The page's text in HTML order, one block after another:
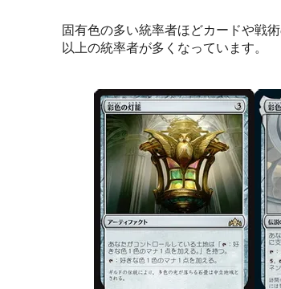
固有色の多い統率者ほどカードや戦
以上の統率者が多くなっています。